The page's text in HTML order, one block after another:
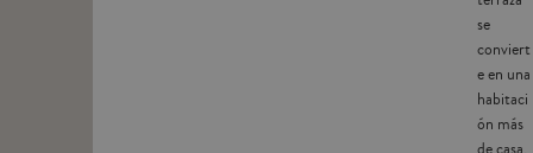
se
conviert
e en una
habitaci
ón más